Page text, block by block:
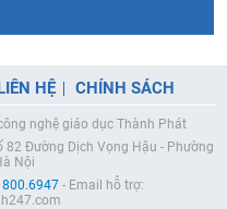
HỆ CHÍNH SÁCH
nghệ giáo dục Thành Phát
82 Đường Dịch Vọng Hậu - Phường
Nội
- Email hỗ trợ: